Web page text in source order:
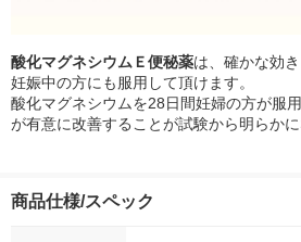
酸化マグネシウムＥ便秘薬は、確かな効
妊娠中の方にも服用して頂けます。
酸化マグネシウムを28日間妊婦の方が服
が有意に改善することが試験から明らかに
商品仕様/スペック